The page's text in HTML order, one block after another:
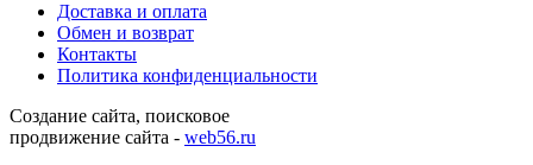
Доставка и оплата
Обмен и возврат
Контакты
Политика конфиденциальности
Создание сайта, поисковое
продвижение сайта - web56.ru